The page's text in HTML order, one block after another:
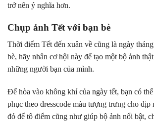
trở nên ý nghĩa hơn.
Chụp ảnh Tết với bạn bè
Thời điểm Tết đến xuân về cũng là ngày
bè, hãy nhân cơ hội này để tạo một bộ ảnh
những người bạn của mình.
Để hòa vào không khí của ngày tết, bạn có
phục theo dresscode màu tượng trưng cho dịp
đỏ để tô điểm cũng như giúp bộ ảnh nổi bật,